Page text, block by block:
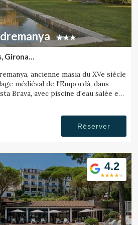
Girona
ancienne masia du XVe siècle
médiéval de l'Empordà, dans
Brava, avec piscine d'eau salée et
Réserver
4.2